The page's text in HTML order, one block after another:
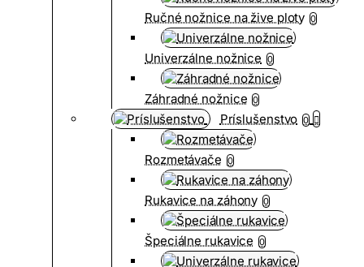
Ručné nožnice na žive ploty 0
Univerzálne nožnice 0
Záhradné nožnice 0
Príslušenstvo 0
Rozmetávače 0
Rukavice na záhony 0
Špeciálne rukavice 0